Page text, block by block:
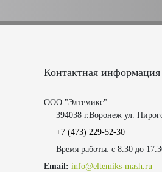
Контактная информация
ООО "Элтемикс"
394038 г.Воронеж ул.
+7 (473) 229-52-30
Время работы: с 8.30 до
Email: info@eltemiks-mash.ru